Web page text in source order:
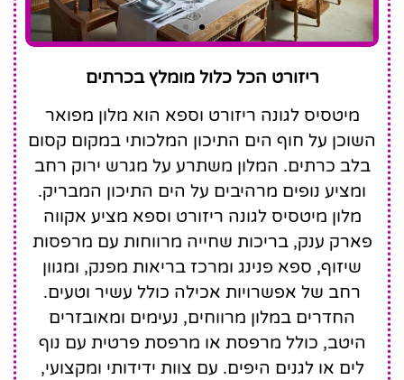
Mitsis Laguna
ריזורט הכל כלול מומלץ בכרתים
מיטסיס לגונה ריזורט וספא הוא מלון מפואר
השוכן על חוף הים התיכון המלכותי במקום קסום
בלב כרתים. המלון משתרע על מגרש ירוק רחב
ומציע נופים מרהיבים על הים התיכון המבריק.
מלון מיטסיס לגונה ריזורט וספא מציע אקווה
פארק ענק, בריכות שחייה מרווחות עם מרפסות
שיזוף, ספא פנינג ומרכז בריאות מפנק, ומגוון
רחב של אפשרויות אכילה כולל עשיר וטעים.
החדרים במלון מרווחים, נעימים ומאובזרים
היטב, כולל מרפסת או מרפסת פרטית עם נוף
לים או לגנים היפים. עם צוות ידידותי ומקצועי,